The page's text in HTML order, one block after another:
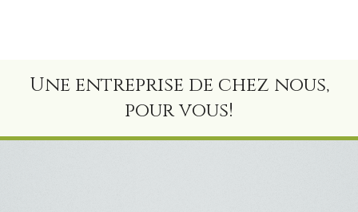
Une entreprise de chez nous,
pour vous!